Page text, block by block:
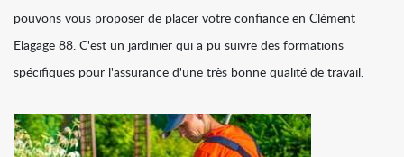
pouvons vous proposer de placer votre confiance en Clément
Elagage 88. C'est un jardinier qui a pu suivre des formations
spécifiques pour l'assurance d'une très bonne qualité de travail.